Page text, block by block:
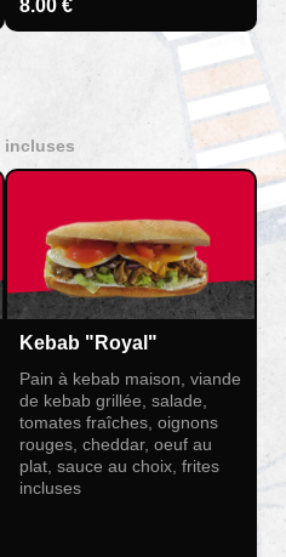
8.00 €
incluses
Kebab "Royal"
Pain à kebab maison, viande
de kebab grillée, salade,
tomates fraîches, oignons
rouges, cheddar, oeuf au
plat, sauce au choix, frites
incluses